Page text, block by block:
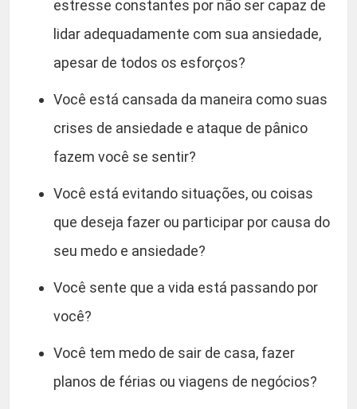
estresse constantes por não ser capaz de
lidar adequadamente com sua ansiedade,
apesar de todos os esforços?
Você está cansada da maneira como suas
crises de ansiedade e ataque de pânico
fazem você se sentir?
Você está evitando situações, ou coisas
que deseja fazer ou participar por causa do
seu medo e ansiedade?
Você sente que a vida está passando por
você?
Você tem medo de sair de casa, fazer
planos de férias ou viagens de negócios?